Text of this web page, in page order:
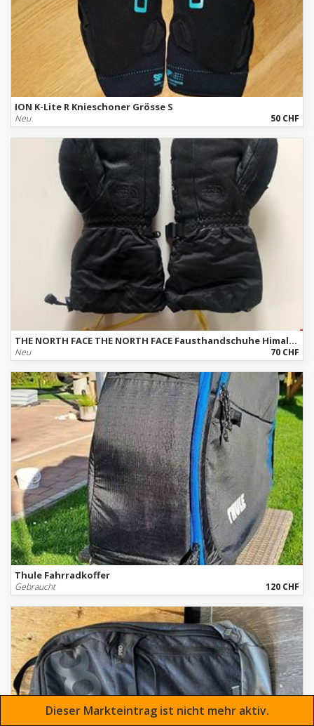
ION K-Lite R Knieschoner Grösse S
Neu 50 CHF
THE NORTH FACE THE NORTH FACE Fausthandschuhe Himalayan 800 L/XL
Neu 70 CHF
Thule Fahrradkoffer
Gebraucht 120 CHF
Dieser Markteintrag ist nicht mehr aktiv.